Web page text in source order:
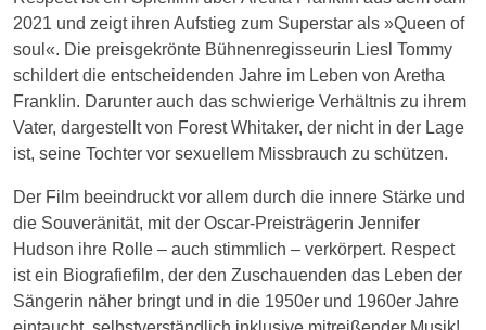
2021 und zeigt ihren Aufstieg zum Superstar als »Queen of
soul«. Die preisgekrönte Bühnenregisseurin Liesl Tommy
schildert die entscheidenden Jahre im Leben von Aretha
Franklin. Darunter auch das schwierige Verhältnis zu ihrem
Vater, dargestellt von Forest Whitaker, der nicht in der Lage
ist, seine Tochter vor sexuellem Missbrauch zu schützen.
Der Film beeindruckt vor allem durch die innere Stärke und
die Souveränität, mit der Oscar-Preisträgerin Jennifer
Hudson ihre Rolle – auch stimmlich – verkörpert. Respect
ist ein Biografiefilm, der den Zuschauenden das Leben der
Sängerin näher bringt und in die 1950er und 1960er Jahre